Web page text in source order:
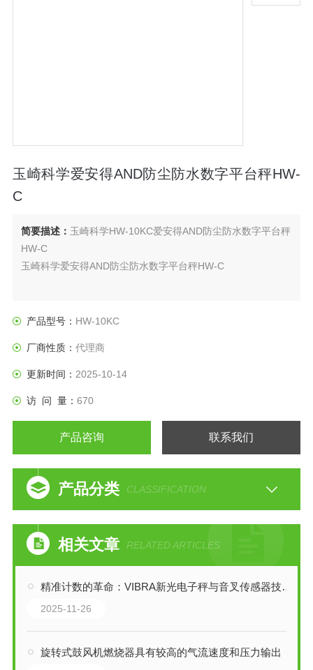
玉崎科学爱安得AND防尘防水数字平台秤HW-
C
简要描述： 玉崎科学HW-10KC爱安得AND防尘防水数字平台秤
HW-C
玉崎科学爱安得AND防尘防水数字平台秤HW-C
产品型号： HW-10KC
厂商性质： 代理商
更新时间： 2025-10-14
访 问 量： 670
产品咨询 联系我们
产品分类 CLASSIFICATION
相关文章 RELATED ARTICLES
精准计数的革命：VIBRA新光电子秤与音叉传感器技术解析
2025-11-26
旋转式鼓风机燃烧器具有较高的气流速度和压力输出